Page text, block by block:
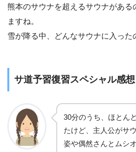
熊本のサウナを超えるサウナがある
ますね。
雪が降る中、どんなサウナに入った
サ道予習復習スペシャル感想
30分のうち、ほとん
たけど、主人公がサ
姿や偶然さんとムシ